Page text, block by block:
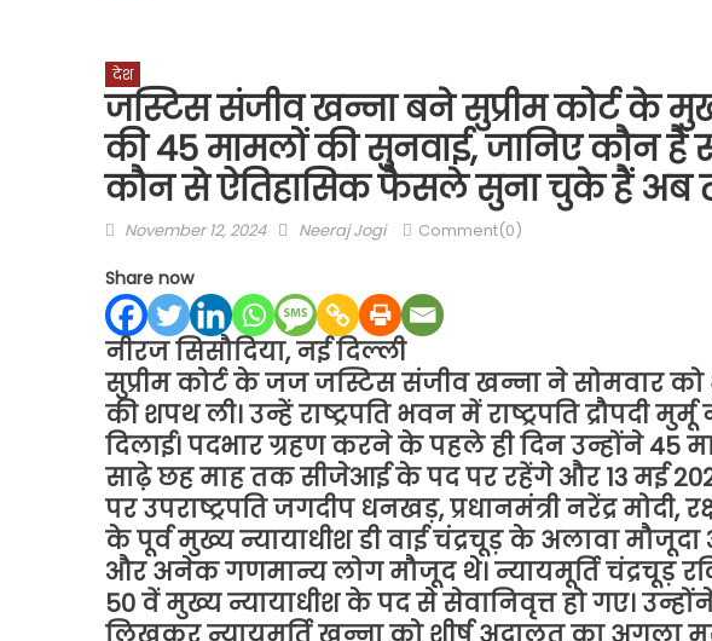
देश
जस्टिस संजीव खन्ना बने सुप्रीम कोर्ट के
की 45 मामलों की सुनवाई, जानिए कौन
कौन से ऐतिहासिक फैसले सुना चुके हैं अब
Posted
November 12, 2024 Author
Neeraj Jogi Comment(0)
Share now
नीरज सिसौदिया, नई दिल्ली
सुप्रीम कोर्ट के जज जस्टिस संजीव खन्ना ने सोमवार
की शपथ ली। उन्हें राष्ट्रपति भवन में राष्ट्रपति द्रौपदी
दिलाई। पदभार ग्रहण करने के पहले ही दिन उन्होंने 45
साढ़े छह माह तक सीजेआई के पद पर रहेंगे और 13 मई
पर उपराष्ट्रपति जगदीप धनखड़, प्रधानमंत्री नरेंद्र मोदी,
के पूर्व मुख्य न्यायाधीश डी वाई चंद्रचूड़ के अलावा मौजूदा
और अनेक गणमान्य लोग मौजूद थे। न्यायमूर्ति चंद्रचूड़
50 वें मुख्य न्यायाधीश के पद से सेवानिवृत्त हो गए।